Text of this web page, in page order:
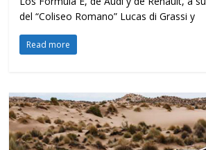
del “Coliseo Romano” Lucas di Grassi y
Read more